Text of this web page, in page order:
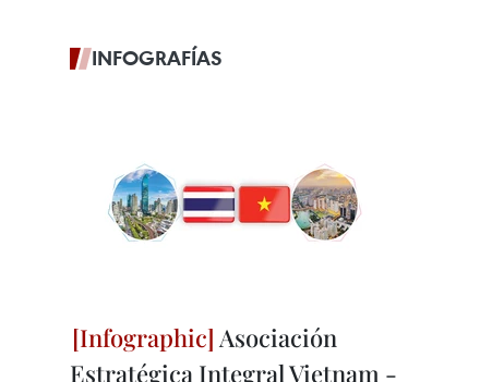
INFOGRAFÍAS
Asociación
Estratégica Integral Vietnam -